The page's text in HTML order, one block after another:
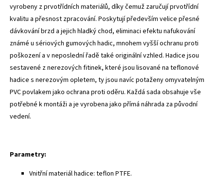
vyrobeny z prvotřídních materiálů, díky čemuž zaručují prvotřídní
kvalitu a přesnost zpracování. Poskytují především velice přesné
dávkování brzd a jejich hladký chod, eliminaci efektu nafukování
známé u sériových gumových hadic, mnohem vyšší ochranu proti
poškození a v neposlední řadě také originální vzhled. Hadice jsou
sestavené z nerezových fitinek, které jsou lisované na teflonové
hadice s nerezovým opletem, ty jsou navíc potaženy omyvatelným
PVC povlakem jako ochrana proti oděru. Každá sada obsahuje vše
potřebné k montáži a je vyrobena jako přímá náhrada za původní
vedení.
Parametry:
Vnitřní materiál hadice: teflon PTFE.